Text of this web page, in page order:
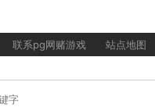
站点地图
联系pg网赌游戏